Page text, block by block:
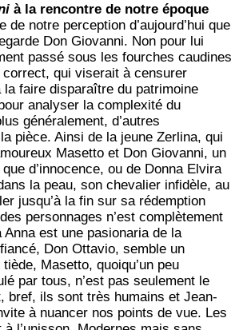
à la rencontre de notre époque
de notre perception d’aujourd’hui que
Don Giovanni. Non pour lui
passé sous les fourches caudines
correct, qui viserait à censurer
la faire disparaître du patrimoine
analyser la complexité du
généralement, d’autres
pièce. Ainsi de la jeune Zerlina, qui
Masetto et Don Giovanni, un
d’innocence, ou de Donna Elvira
la peau, son chevalier infidèle, au
jusqu’à la fin sur sa rédemption
personnages n’est complètement
Anna est une pasionaria de la
Don Ottavio, semble un
Masetto, quoiqu’un peu
par tous, n’est pas seulement le
bref, ils sont très humains et Jean-
à nuancer nos points de vue. Les